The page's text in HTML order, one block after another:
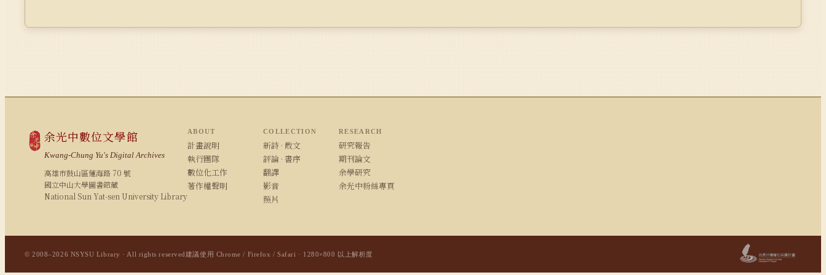
余光中數位文學館
Kwang-Chung Yu's Digital Archives
高雄市鼓山區蓮海路 70 號
國立中山大學圖書館藏
National Sun Yat-sen University Library
ABOUT
計畫說明
執行團隊
數位化工作
著作權聲明
COLLECTION
新詩 · 散文
評論 · 書序
翻譯
影音
照片
RESEARCH
研究報告
期刊論文
余學研究
余光中粉絲專頁
© 2008–2026 NSYSU Library · All rights reserved建議使用 Chrome / Firefox / Safari · 1280×800 以上解析度